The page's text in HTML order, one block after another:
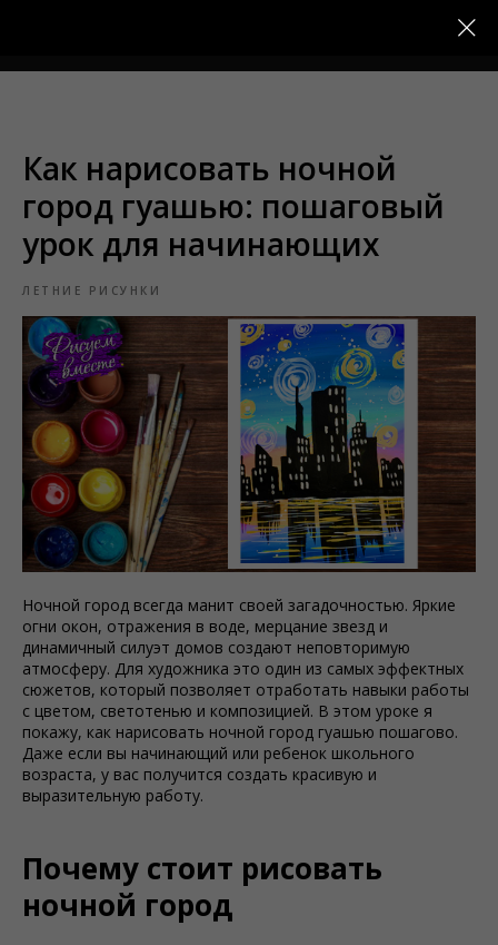
Как нарисовать ночной
город гуашью: пошаговый
урок для начинающих
ЛЕТНИЕ РИСУНКИ
Ночной город всегда манит своей загадочностью. Яркие
огни окон, отражения в воде, мерцание звезд и
динамичный силуэт домов создают неповторимую
атмосферу. Для художника это один из самых эффектных
сюжетов, который позволяет отработать навыки работы
с цветом, светотенью и композицией. В этом уроке я
покажу, как нарисовать ночной город гуашью пошагово.
Даже если вы начинающий или ребенок школьного
возраста, у вас получится создать красивую и
выразительную работу.
Почему стоит рисовать
ночной город